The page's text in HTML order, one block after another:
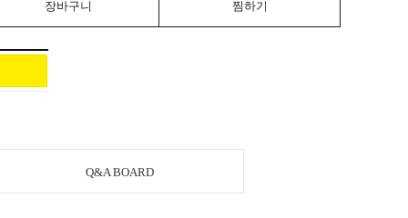
장바구니 찜하기
Q&A BOARD